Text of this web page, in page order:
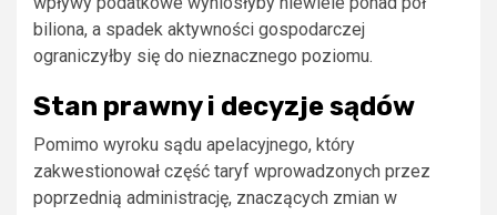
biliona, a spadek aktywności gospodarczej
ograniczyłby się do nieznacznego poziomu.
Stan prawny i decyzje sądów
Pomimo wyroku sądu apelacyjnego, który
zakwestionował część taryf wprowadzonych przez
poprzednią administrację, znaczących zmian w